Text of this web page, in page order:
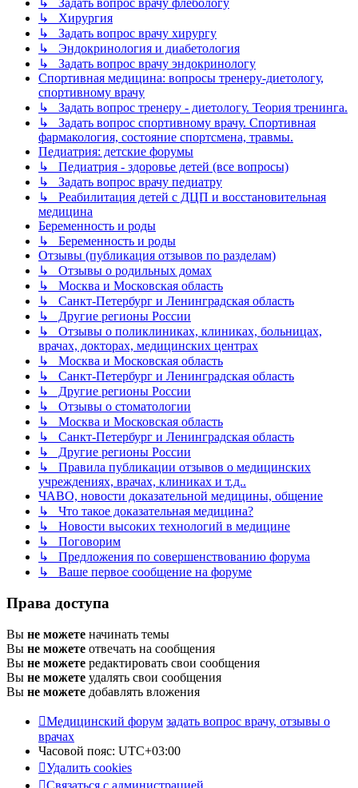
↳ Задать вопрос врачу флебологу
↳ Хирургия
↳ Задать вопрос врачу хирургу
↳ Эндокринология и диабетология
↳ Задать вопрос врачу эндокринологу
Спортивная медицина: вопросы тренеру-диетологу,
спортивному врачу
↳ Задать вопрос тренеру - диетологу. Теория тренинга.
↳ Задать вопрос спортивному врачу. Спортивная
фармакология, состояние спортсмена, травмы.
Педиатрия: детские форумы
↳ Педиатрия - здоровье детей (все вопросы)
↳ Задать вопрос врачу педиатру
↳ Реабилитация детей с ДЦП и восстановительная
медицина
Беременность и роды
↳ Беременность и роды
Отзывы (публикация отзывов по разделам)
↳ Отзывы о родильных домах
↳ Москва и Московская область
↳ Санкт-Петербург и Ленинградская область
↳ Другие регионы России
↳ Отзывы о поликлиниках, клиниках, больницах,
врачах, докторах, медицинских центрах
↳ Москва и Московская область
↳ Санкт-Петербург и Ленинградская область
↳ Другие регионы России
↳ Отзывы о стоматологии
↳ Москва и Московская область
↳ Санкт-Петербург и Ленинградская область
↳ Другие регионы России
↳ Правила публикации отзывов о медицинских
учреждениях, врачах, клиниках и т.д..
ЧАВО, новости доказательной медицины, общение
↳ Что такое доказательная медицина?
↳ Новости высоких технологий в медицине
↳ Поговорим
↳ Предложения по совершенствованию форума
↳ Ваше первое сообщение на форуме
Права доступа
Вы не можете начинать темы
Вы не можете отвечать на сообщения
Вы не можете редактировать свои сообщения
Вы не можете удалять свои сообщения
Вы не можете добавлять вложения
Медицинский форум задать вопрос врачу, отзывы о
врачах
Часовой пояс: UTC+03:00
Удалить cookies
Связаться с администрацией